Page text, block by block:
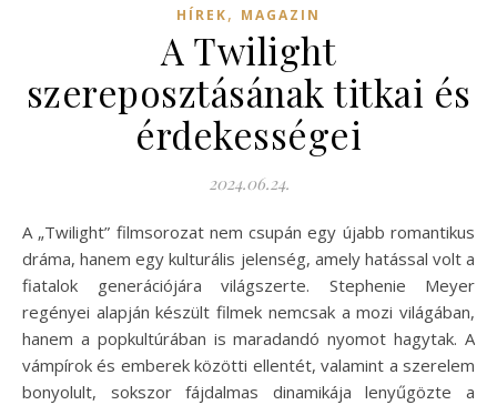
HÍREK, MAGAZIN
A Twilight
szereposztásának titkai és
érdekességei
2024.06.24.
A „Twilight” filmsorozat nem csupán egy újabb romantikus
dráma, hanem egy kulturális jelenség, amely hatással volt a
fiatalok generációjára világszerte. Stephenie Meyer
regényei alapján készült filmek nemcsak a mozi világában,
hanem a popkultúrában is maradandó nyomot hagytak. A
vámpírok és emberek közötti ellentét, valamint a szerelem
bonyolult, sokszor fájdalmas dinamikája lenyűgözte a